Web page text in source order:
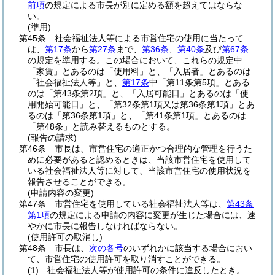
前項の規定による市長が別に定める額を超えてはならな
い。
(準用)
第45条
社会福祉法人等による市営住宅の使用に当たって
は、 第17条から第27条 まで、 第36条 第40条及び第67条
の規定を準用する。
この場合において、これらの規定中
「家賃」とあるのは「使用料」と、「入居者」とあるのは
「社会福祉法人等」と、 第17条中「第11条第5項」とある
のは「第43条第2項」と、「入居可能日」とあるのは「使
用開始可能日」と、「第32条第1項又は第36条第1項」とあ
るのは「第36条第1項」と、「第41条第1項」とあるのは
「第48条」と読み替えるものとする。
(報告の請求)
第46条
市長は、市営住宅の適正かつ合理的な管理を行うた
めに必要があると認めるときは、当該市営住宅を使用して
いる社会福祉法人等に対して、当該市営住宅の使用状況を
報告させることができる。
(申請内容の変更)
第47条
市営住宅を使用している社会福祉法人等は、 第43条
第1項の規定による申請の内容に変更が生じた場合には、速
やかに市長に報告しなければならない。
(使用許可の取消し)
第48条
市長は、 次の各号のいずれかに該当する場合におい
て、市営住宅の使用許可を取り消すことができる。
(1)
社会福祉法人等が使用許可の条件に違反したとき。